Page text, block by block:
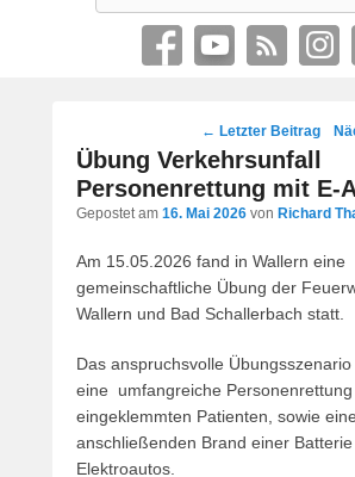
Post
navigation
← Letzter Beitrag
Übung Verkehrsunfall
Personenrettung mit E-
Gepostet am 16. Mai 2026 von Richard
Am 15.05.2026 fand in Wallern eine
gemeinschaftliche Übung der
Wallern und Bad Schallerbach statt.
Das anspruchsvolle
eine umfangreiche
eingeklemmten Patienten, sowie
anschließenden Brand einer
Elektroautos.